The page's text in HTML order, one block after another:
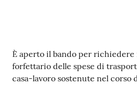
Contenuto
È aperto il bando per
forfettario delle spese di
casa-lavoro sostenute nel corso